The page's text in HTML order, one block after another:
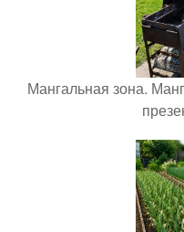
Мангальная зона.